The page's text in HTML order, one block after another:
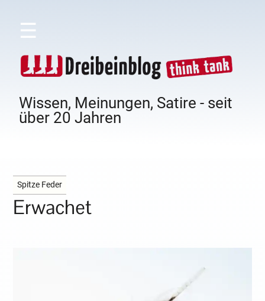
☰
Wissen, Meinungen, Satire - seit
über 20 Jahren
Spitze Feder
Erwachet